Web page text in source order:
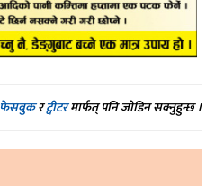
फेसबुकरट्वीटरमार्फत् पनि जोडिन सक्नुहुन्छ ।